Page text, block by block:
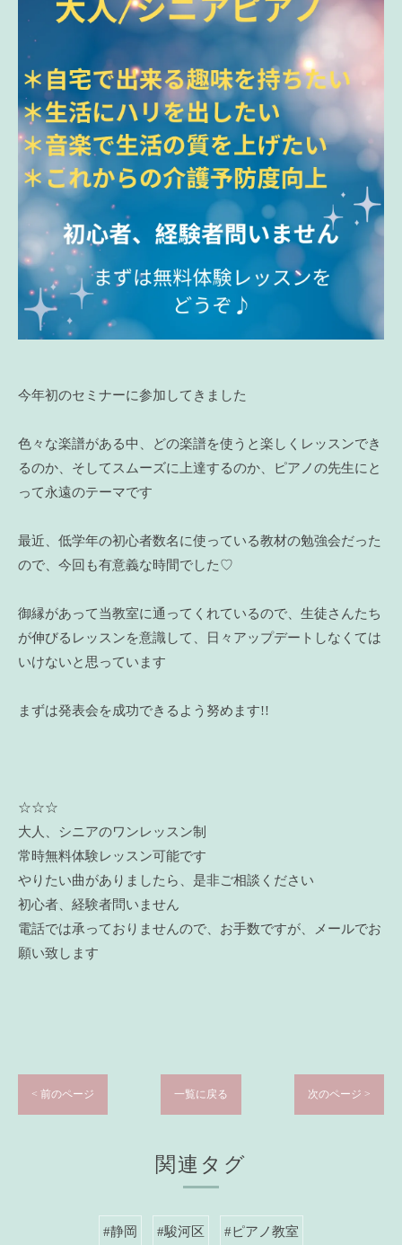
今年初のセミナーに参加してきました
色々な楽譜がある中、どの楽譜を使うと楽しくレッスンでき
るのか、そしてスムーズに上達するのか、ピアノの先生にと
って永遠のテーマです
最近、低学年の初心者数名に使っている教材の勉強会だった
ので、今回も有意義な時間でした♡
御縁があって当教室に通ってくれているので、生徒さんたち
が伸びるレッスンを意識して、日々アップデートしなくては
いけないと思っています
まずは発表会を成功できるよう努めます!!
☆☆☆
大人、シニアのワンレッスン制
常時無料体験レッスン可能です
やりたい曲がありましたら、是非ご相談ください
初心者、経験者問いません
電話では承っておりませんので、お手数ですが、メールでお
願い致します
< 前のページ 一覧に戻る 次のページ >
関連タグ
#静岡 #駿河区 #ピアノ教室